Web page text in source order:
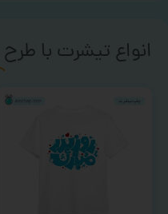
انواع تیشرت با طرح